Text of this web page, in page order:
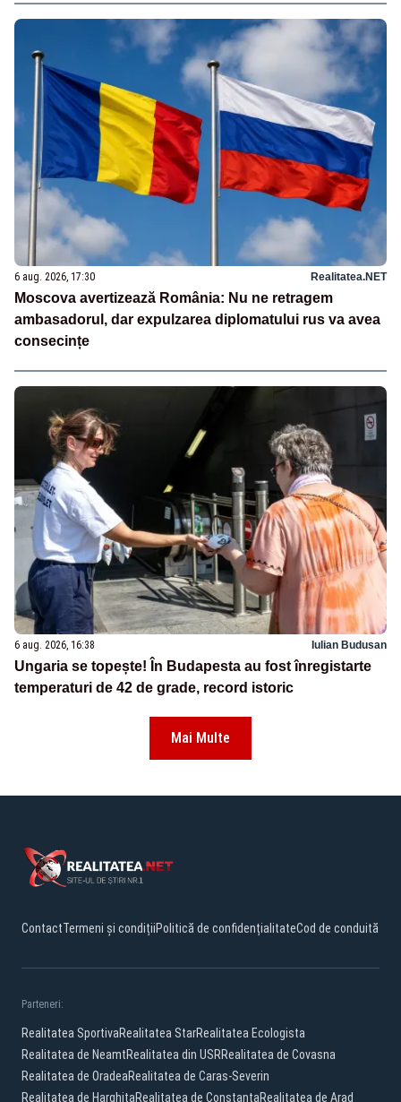
6 aug. 2026, 17:30 Realitatea.NET
Moscova avertizează România: Nu ne retragem
ambasadorul, dar expulzarea diplomatului rus va avea
consecințe
6 aug. 2026, 16:38 Iulian Budusan
Ungaria se topește! În Budapesta au fost înregistarte
temperaturi de 42 de grade, record istoric
Mai Multe
ContactTermeni și condițiiPolitică de confidențialitateCod de conduită
Parteneri:
Realitatea SportivaRealitatea StarRealitatea Ecologista
Realitatea de NeamtRealitatea din USRRealitatea de Covasna
Realitatea de OradeaRealitatea de Caras-Severin
Realitatea de HarghitaRealitatea de ConstantaRealitatea de Arad